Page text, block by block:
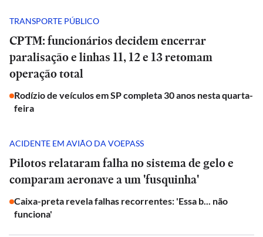
TRANSPORTE PÚBLICO
CPTM: funcionários decidem encerrar
paralisação e linhas 11, 12 e 13 retomam
operação total
Rodízio de veículos em SP completa 30 anos nesta quarta-
feira
ACIDENTE EM AVIÃO DA VOEPASS
Pilotos relataram falha no sistema de gelo e
comparam aeronave a um 'fusquinha'
Caixa-preta revela falhas recorrentes: 'Essa b... não
funciona'